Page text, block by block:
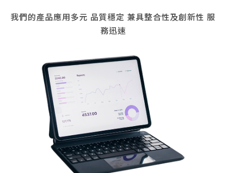
我們的產品應用多元 品質穩定 兼具整合性及創新性 服
務迅速
無人機全方位解決方案
引領未來無人機產業：從 IC 核心到 AI 系統整合的關鍵
轉型
在 2026 年全球無人機產業邁向量產高峰的元年，迅杰
科技憑藉深厚的半導體背景，整合「晶片實力」與「資
安信賴」的雙重保障，正式從零組件供應商轉型為系統
整合廠商。我們不只製造無人機，更在定義「安全、智